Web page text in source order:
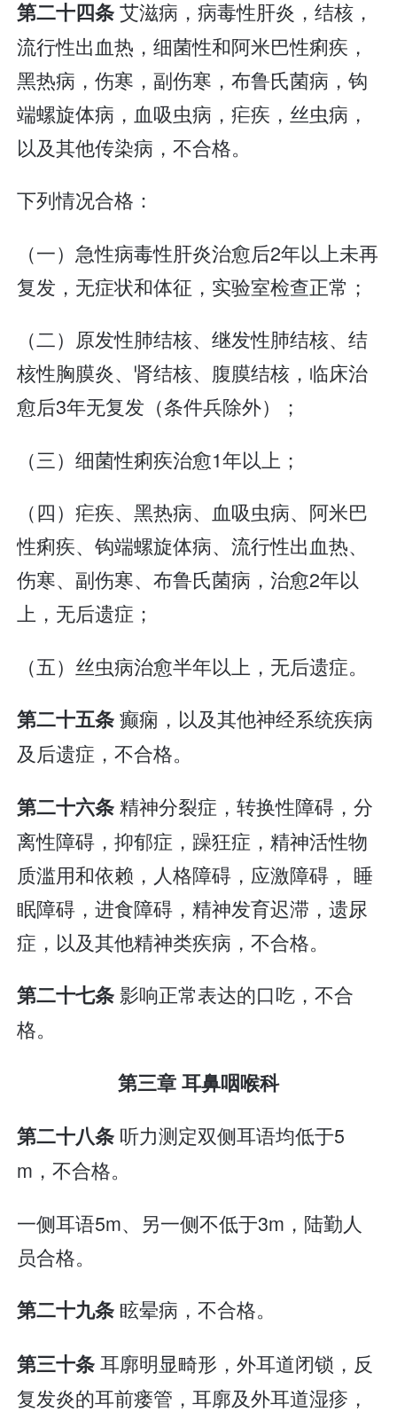
第二十四条艾滋病，病毒性肝炎，结核，
流行性出血热，细菌性和阿米巴性痢疾，
黑热病，伤寒，副伤寒，布鲁氏菌病，钩
端螺旋体病，血吸虫病，疟疾，丝虫病，
以及其他传染病，不合格。
下列情况合格：
（一）急性病毒性肝炎治愈后2年以上未再
复发，无症状和体征，实验室检查正常；
（二）原发性肺结核、继发性肺结核、结
核性胸膜炎、肾结核、腹膜结核，临床治
愈后3年无复发（条件兵除外）；
（三）细菌性痢疾治愈1年以上；
（四）疟疾、黑热病、血吸虫病、阿米巴
性痢疾、钩端螺旋体病、流行性出血热、
伤寒、副伤寒、布鲁氏菌病，治愈2年以
上，无后遗症；
（五）丝虫病治愈半年以上，无后遗症。
第二十五条癫痫，以及其他神经系统疾病
及后遗症，不合格。
第二十六条精神分裂症，转换性障碍，分
离性障碍，抑郁症，躁狂症，精神活性物
质滥用和依赖，人格障碍，应激障碍， 睡
眠障碍，进食障碍，精神发育迟滞，遗尿
症，以及其他精神类疾病，不合格。
第二十七条影响正常表达的口吃，不合
格。
第三章 耳鼻咽喉科
第二十八条 听力测定双侧耳语均低于5
m，不合格。
一侧耳语5m、另一侧不低于3m，陆勤人
员合格。
第二十九条 眩晕病，不合格。
第三十条耳廓明显畸形，外耳道闭锁，反
复发炎的耳前瘘管，耳廓及外耳道湿疹，